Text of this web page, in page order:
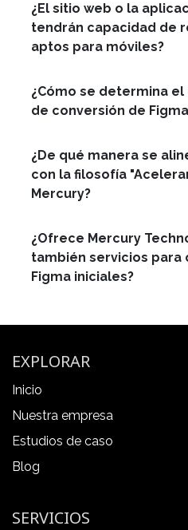
¿El sitio web o la
tendrán capacidad de
aptos para móviles?
¿Cómo se determina
de conversión de
¿De qué manera se
con la filosofía
Mercury?
¿Ofrece Mercury
también servicios para
Figma iniciales?
EXPLORAR
Inicio
Nuestra empresa
Estudios de caso
Blog
SERVICIOS